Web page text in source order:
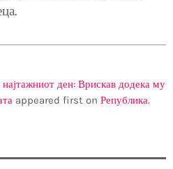
ден: Врискав додека му
appeared first on Република.